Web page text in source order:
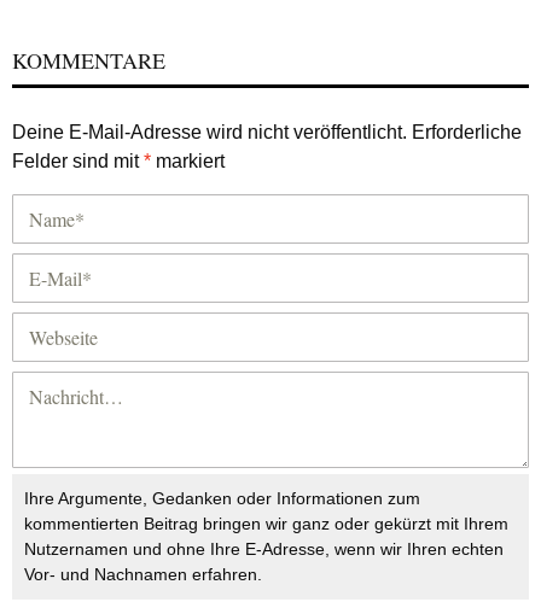
KOMMENTARE
Deine E-Mail-Adresse wird nicht veröffentlicht. Erforderliche
Felder sind mit* markiert
Ihre Argumente, Gedanken oder Informationen zum
kommentierten Beitrag bringen wir ganz oder gekürzt mit Ihrem
Nutzernamen und ohne Ihre E-Adresse, wenn wir Ihren echten
Vor- und Nachnamen erfahren.